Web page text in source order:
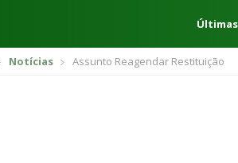
Notícias Assunto Reagendar Restituição